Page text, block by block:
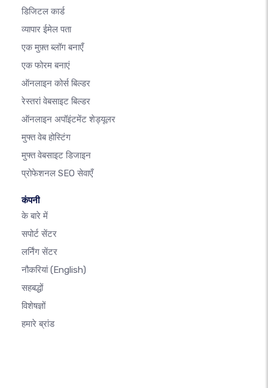
डिजिटल कार्ड
व्यापार ईमेल पता
एक मुफ़्त ब्लॉग बनाएँ
एक फोरम बनाएं
ऑनलाइन कोर्स बिल्डर
रेस्तरां वेबसाइट बिल्डर
ऑनलाइन अपॉइंटमेंट शेड्यूलर
मुफ्त वेब होस्टिंग
मुफ्त वेबसाइट डिजाइन
प्रोफेशनल SEO सेवाएँ
कंपनी
के बारे में
सपोर्ट सेंटर
लर्निंग सेंटर
नौकरियां(English)
सहबद्धों
विशेषज्ञों
हमारे ब्रांड